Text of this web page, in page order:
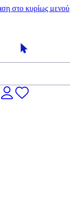
στο κυρίως μενού